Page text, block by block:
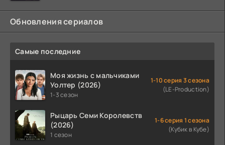
Обновления сериалов
Самые последние
Моя жизнь с мальчиками
Уолтер (2026)
1-3 сезон
1-10 серия 3 сезона
(LE-Production)
Рыцарь Семи Королевств
(2026)
1 сезон
1-6 серия 1 сезона
(Кубик в Кубе)